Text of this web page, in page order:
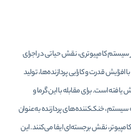
سیستم کامپیوتری، نقش حیاتی در اجرای
افزایش قدرت و کارایی پردازنده‌ها، تولید
است. برای مقابله با این گرما و
سیستم، خنک‌کننده‌های پردازنده به‌عنوان
نقش برجسته‌ای ایفا می‌کنند. این